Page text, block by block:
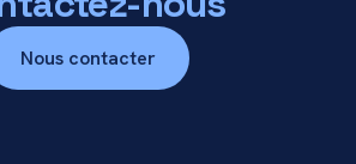
Nous contacter